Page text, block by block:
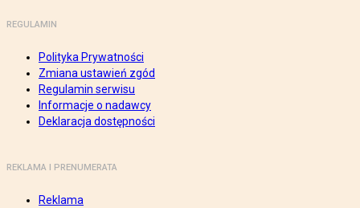
REGULAMIN
Polityka Prywatności
Zmiana ustawień zgód
Regulamin serwisu
Informacje o nadawcy
Deklaracja dostępności
REKLAMA I PRENUMERATA
Reklama